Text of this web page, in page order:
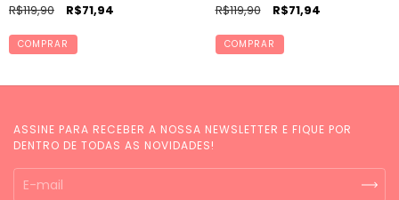
R$119,90 R$71,94
COMPRAR
R$119,90 R$71,94
COMPRAR
ASSINE PARA RECEBER A NOSSA NEWSLETTER E FIQUE POR
DENTRO DE TODAS AS NOVIDADES!